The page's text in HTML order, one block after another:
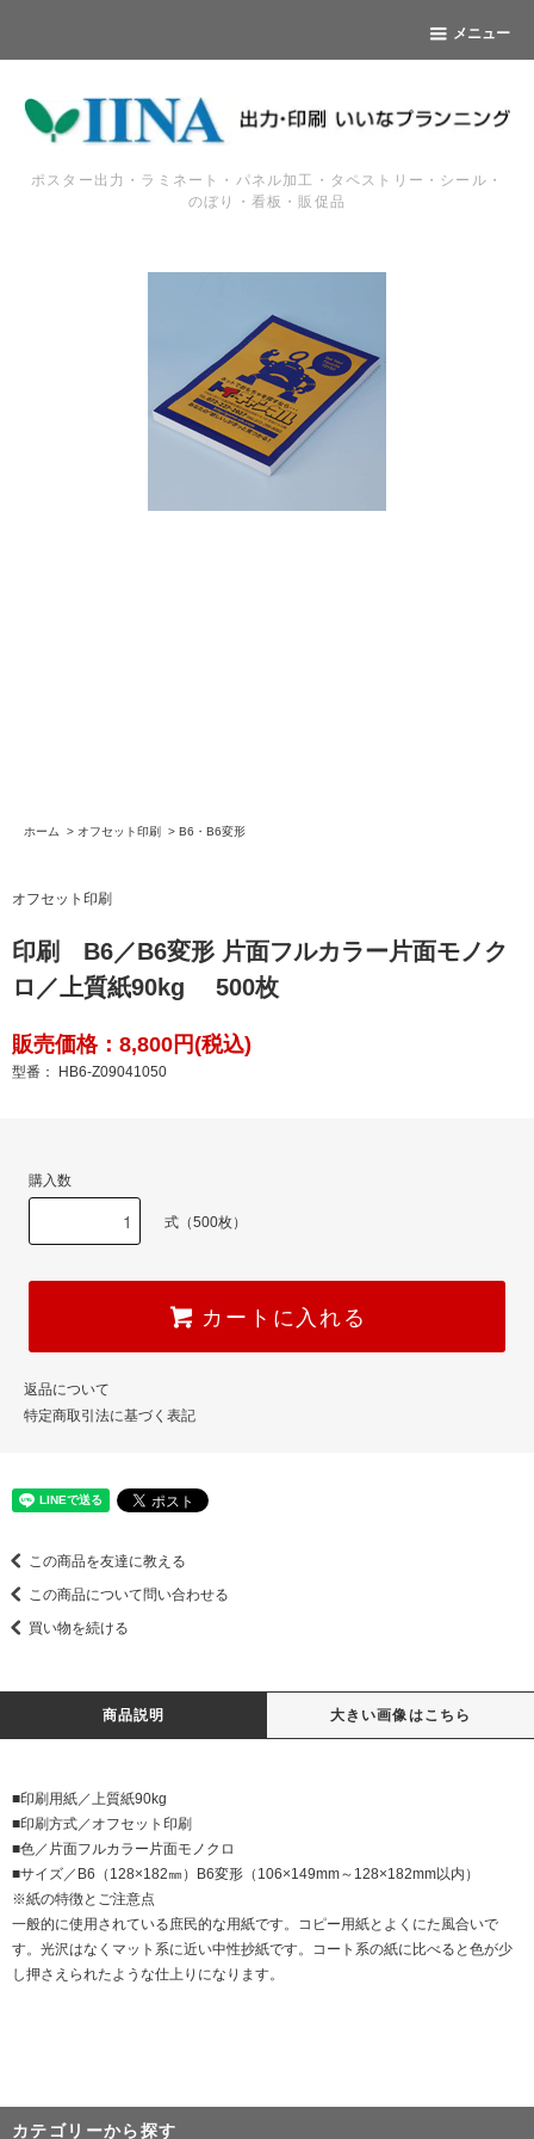
メニュー
ポスター出力・ラミネート・パネル加工・タペストリー・シール・
のぼり・看板・販促品
ホーム > オフセット印刷 > B6・B6変形
オフセット印刷
印刷 B6／B6変形 片面フルカラー片面モノク
ロ／上質紙90kg 500枚
販売価格：8,800円(税込)
型番： HB6-Z09041050
購入数
式（500枚）
カートに入れる
返品について
特定商取引法に基づく表記
この商品を友達に教える
この商品について問い合わせる
買い物を続ける
商品説明 大きい画像はこちら
■印刷用紙／上質紙90kg
■印刷方式／オフセット印刷
■色／片面フルカラー片面モノクロ
■サイズ／B6（128×182㎜）B6変形（106×149mm～128×182mm以内）
※紙の特徴とご注意点
一般的に使用されている庶民的な用紙です。コピー用紙とよくにた風合いで
す。光沢はなくマット系に近い中性抄紙です。コート系の紙に比べると色が少
し押さえられたような仕上りになります。
カテゴリーから探す